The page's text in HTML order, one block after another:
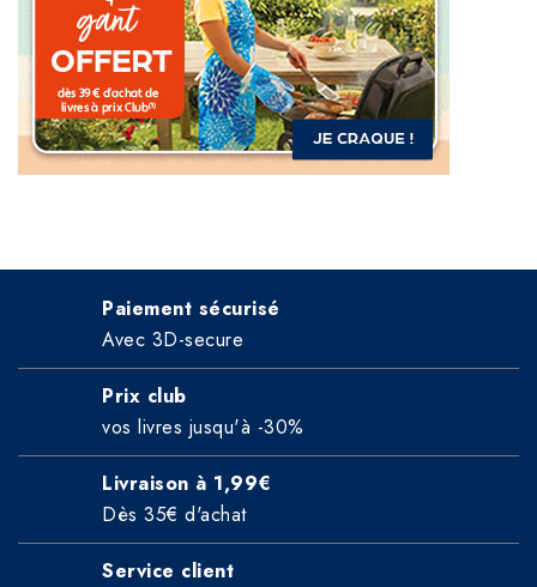
Paiement sécurisé
Avec 3D-secure
Prix club
vos livres jusqu'à -30%
Livraison à 1,99€
Dès 35€ d'achat
Service client